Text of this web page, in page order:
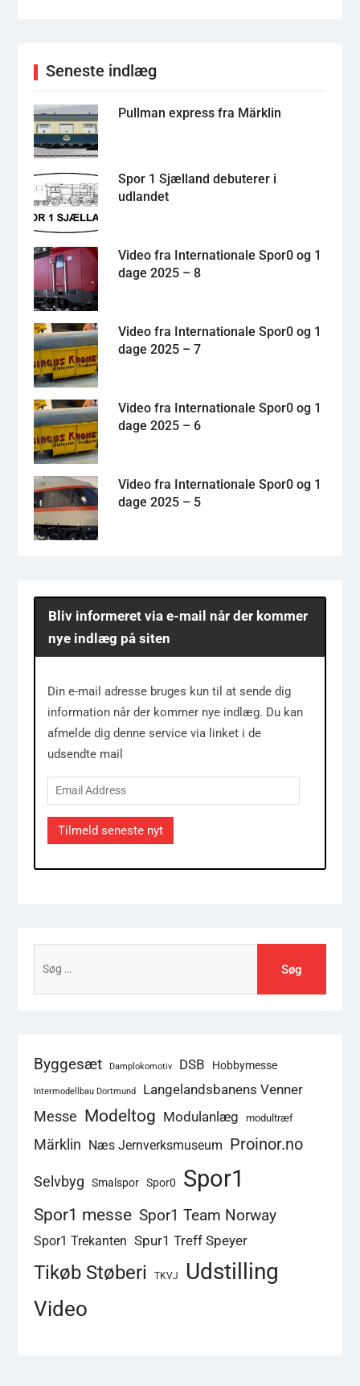
Seneste indlæg
Pullman express fra Märklin
Spor 1 Sjælland debuterer i
udlandet
Video fra Internationale Spor0 og 1
dage 2025 – 8
Video fra Internationale Spor0 og 1
dage 2025 – 7
Video fra Internationale Spor0 og 1
dage 2025 – 6
Video fra Internationale Spor0 og 1
dage 2025 – 5
Bliv informeret via e-mail når der kommer
nye indlæg på siten
Din e-mail adresse bruges kun til at sende dig
information når der kommer nye indlæg. Du kan
afmelde dig denne service via linket i de
udsendte mail
Email
Address
Tilmeld seneste nyt
efter:
Byggesæt Damplokomotiv DSB Hobbymesse
Intermodellbau Dortmund
Langelandsbanens Venner
Messe Modeltog Modulanlæg modultræf
Märklin Næs Jernverksmuseum Proinor.no
Selvbyg Smalspor Spor0 Spor1
Spor1 messe Spor1 Team Norway
Spor1 Trekanten Spur1 Treff Speyer
Tikøb Støberi TKVJ Udstilling
Video